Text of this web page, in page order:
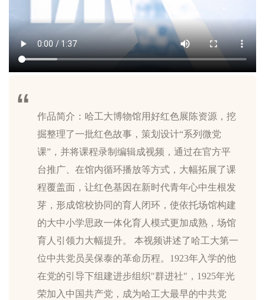
作品简介：哈工大博物馆用好红色展陈资源，挖
掘整理了一批红色故事，策划设计“系列微党
课”，并将课程录制编辑成视频，通过在官方平
台推广、在馆内循环播放等方式，大幅拓展了课
程覆盖面，让红色基因在新时代青年心中生根发
芽，形成馆校协同的育人闭环，使依托场馆构建
的大中小学思政一体化育人模式更加成熟，场馆
育人引领力大幅提升。 本视频讲述了哈工大第一
位中共党员吴保泰的革命历程。1923年入学的他
在党的引导下组建进步组织"群进社"，1925年光
荣加入中国共产党，成为哈工大最早的中共党